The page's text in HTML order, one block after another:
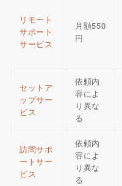
リモート
サポート
サービス
月額550
円
セットア
ップサー
ビス
依頼内
容によ
り異な
る
訪問サポ
ートサー
ビス
依頼内
容によ
り異な
る